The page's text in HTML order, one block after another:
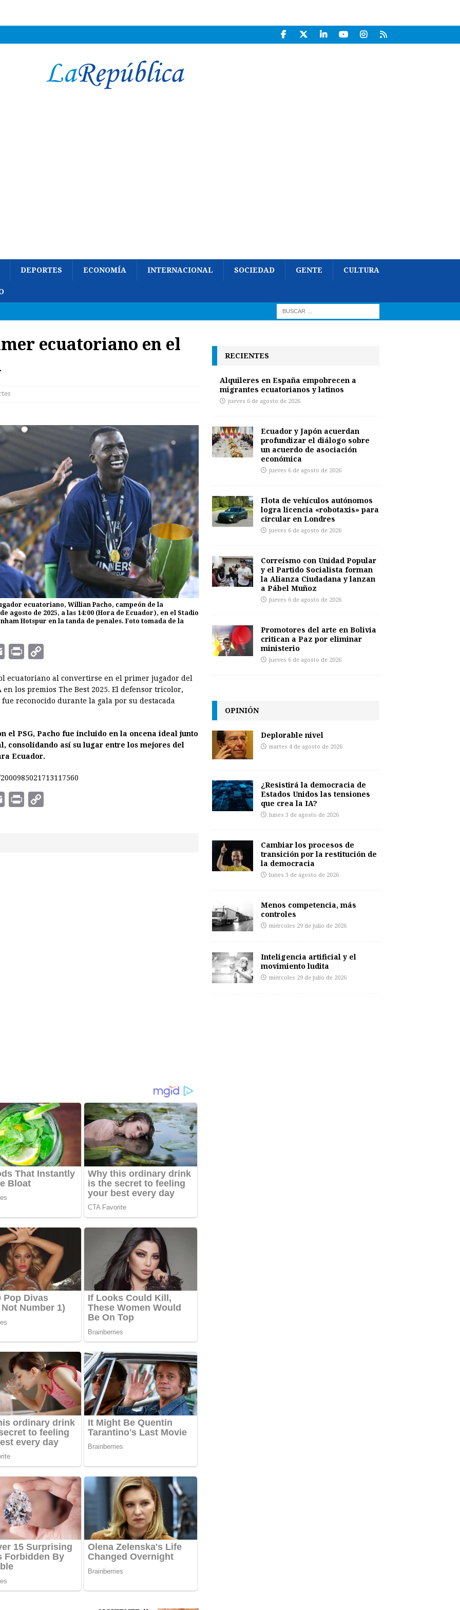
DEPORTES ECONOMÍA INTERNACIONAL SOCIEDAD GENTE CULTURA
ecuatoriano en el
ecuatoriano, Willian Pacho, campeón de la
agosto de 2025, a las 14:00 (Hora de Ecuador), en el Stadio
Hotspur en la tanda de penales. Foto tomada de la
a
i
i
n
p
y
n
k
ecuatoriano al convertirse en el primer jugador del
los premios The Best 2025. El defensor tricolor,
reconocido durante la gala por su destacada
el PSG, Pacho fue incluido en la oncena ideal junto
consolidando así su lugar entre los mejores del
Ecuador.
RECIENTES
Alquileres en España empobrecen a
migrantes ecuatorianos y latinos
jueves 6 de agosto de 2026
Ecuador y Japón acuerdan
profundizar el diálogo sobre
un acuerdo de asociación
económica
jueves 6 de agosto de 2026
Flota de vehículos autónomos
logra licencia «robotaxis» para
circular en Londres
jueves 6 de agosto de 2026
Correísmo con Unidad Popular
y el Partido Socialista forman
la Alianza Ciudadana y lanzan
a Pábel Muñoz
jueves 6 de agosto de 2026
Promotores del arte en Bolivia
critican a Paz por eliminar
ministerio
jueves 6 de agosto de 2026
OPINIÓN
Deplorable nivel
martes 4 de agosto de 2026
¿Resistirá la democracia de
Estados Unidos las tensiones
que crea la IA?
lunes 3 de agosto de 2026
Cambiar los procesos de
transición por la restitución de
la democracia
lunes 3 de agosto de 2026
Menos competencia, más
controles
miércoles 29 de julio de 2026
Inteligencia artificial y el
movimiento ludita
miércoles 29 de julio de 2026